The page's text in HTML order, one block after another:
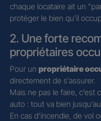
chaque locataire ait un
protéger le bien qu’il
2. Une forte
propriétaires
Pour un propriétaire
directement de s’assurer.
Mais ne pas le faire, c’est
auto : tout va bien
En cas d’incendie, de vol